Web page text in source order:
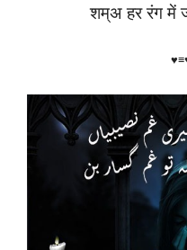
शम्अ हर रंग में